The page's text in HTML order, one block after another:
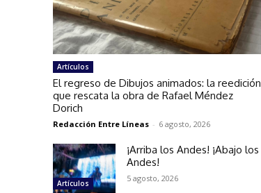
Artículos
El regreso de Dibujos animados: la reedición
que rescata la obra de Rafael Méndez
Dorich
Redacción Entre Líneas - 6 agosto, 2026
Artículos
¡Arriba los Andes! ¡Abajo los
Andes!
5 agosto, 2026